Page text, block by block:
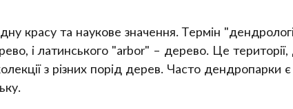
красу та наукове значення. Термін
і латинського "arbor" – дерево. Це
з різних порід дерев. Часто дендропарки